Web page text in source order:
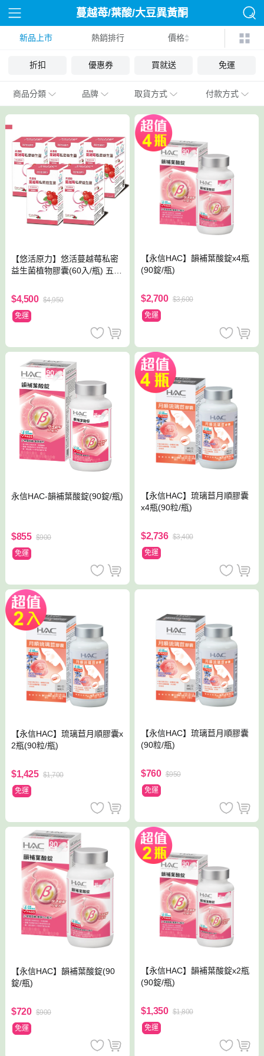
蔓越苺/葉酸/大豆異黃酮
新品上市 熱銷排行 價格
折扣 優惠券 買就送 免運
商品分類 品牌 取貨方式 付款方式
【悠活原力】悠活蔓越莓私密
益生菌植物膠囊(60入/瓶) 五入
$4,500 $4,950
免運
【永信HAC】韻補葉酸錠x4瓶
(90錠/瓶)
$2,700 $3,600
免運
永信HAC-韻補葉酸錠(90錠/瓶)
$855 $900
免運
【永信HAC】琉璃苣月順膠囊
x4瓶(90粒/瓶)
$2,736 $3,400
免運
【永信HAC】琉璃苣月順膠囊x
2瓶(90粒/瓶)
$1,425 $1,700
免運
【永信HAC】琉璃苣月順膠囊
(90粒/瓶)
$760 $950
免運
【永信HAC】韻補葉酸錠(90
錠/瓶)
$720 $900
免運
【永信HAC】韻補葉酸錠x2瓶
(90錠/瓶)
$1,350 $1,800
免運